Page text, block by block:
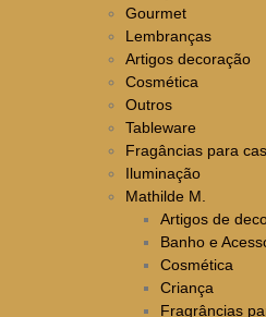
Gourmet
Lembranças
Artigos decoração
Cosmética
Outros
Tableware
Fragâncias para
Iluminação
Mathilde M.
Artigos de
Banho e
Cosmética
Criança
Fragrâncias